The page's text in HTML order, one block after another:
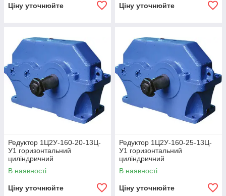
Ціну уточнюйте Ціну уточнюйте
Редуктор 1Ц2У-160-20-13Ц-
У1 горизонтальний
циліндричний
двоступінчастий
В наявності
Ціну уточнюйте
Редуктор 1Ц2У-160-25-13Ц-
У1 горизонтальний
циліндричний
двоступінчастий
В наявності
Ціну уточнюйте